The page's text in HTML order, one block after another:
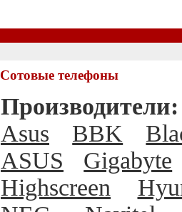
Сотовые телефоны
Производители:
Asus
BBK
ASUS
Gigabyte
Highscreen